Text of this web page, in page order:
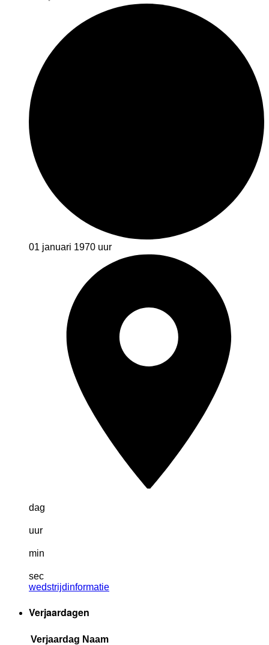
01 januari 1970 uur
dag
uur
min
sec
wedstrijdinformatie
Verjaardagen
Verjaardag Naam